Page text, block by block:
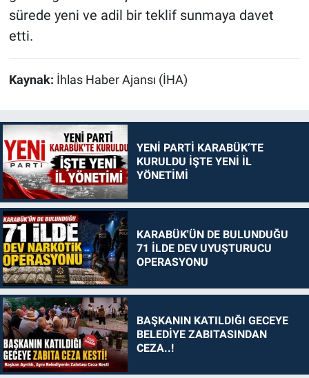
sürede yeni ve adil bir teklif sunmaya davet
etti.
Kaynak: İhlas Haber Ajansı (İHA)
YENİ PARTİ KARABÜK’TE
KURULDU İŞTE YENİ İL
YÖNETİMİ
KARABÜK'ÜN DE BULUNDUĞU
71 İLDE DEV UYUŞTURUCU
OPERASYONU
BAŞKANIN KATILDIĞI GECEYE
BELEDİYE ZABITASINDAN
CEZA..!